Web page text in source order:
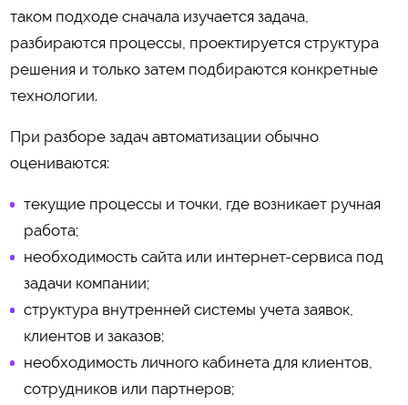
таком подходе сначала изучается задача,
разбираются процессы, проектируется структура
решения и только затем подбираются конкретные
технологии.
При разборе задач автоматизации обычно
оцениваются:
текущие процессы и точки, где возникает ручная
работа;
необходимость сайта или интернет-сервиса под
задачи компании;
структура внутренней системы учета заявок,
клиентов и заказов;
необходимость личного кабинета для клиентов,
сотрудников или партнеров;